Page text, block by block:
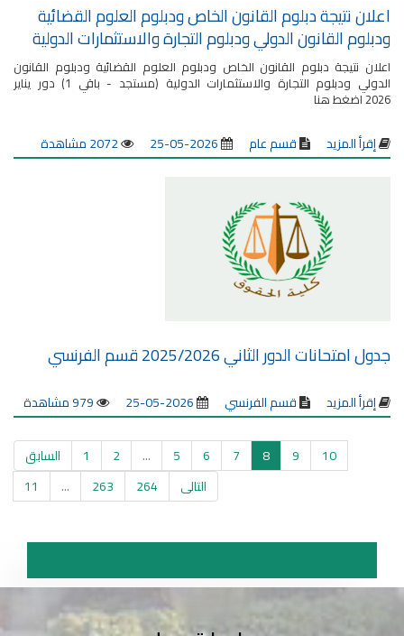
اعلان نتيجة دبلوم القانون الخاص ودبلوم العلوم القضائية
ودبلوم القانون الدولي ودبلوم التجارة والاستثمارات الدولية
اعلان نتيجة دبلوم القانون الخاص ودبلوم العلوم القضائية ودبلوم القانون
الدولي ودبلوم التجارة والاستثمارات الدولية (مستجد - باقي 1) دور يناير
2026 اضغط هنا
إقرأ المزيد قسم عام 2026-05-25 2072 مشاهدة
جدول امتحانات الدور الثاني 2025/2026 قسم الفرنسي
إقرأ المزيد قسم الفرنسي 2026-05-25 979 مشاهدة
السابق 1 2 ... 5 6 7 8 9
10
11
... 263 264 التالى